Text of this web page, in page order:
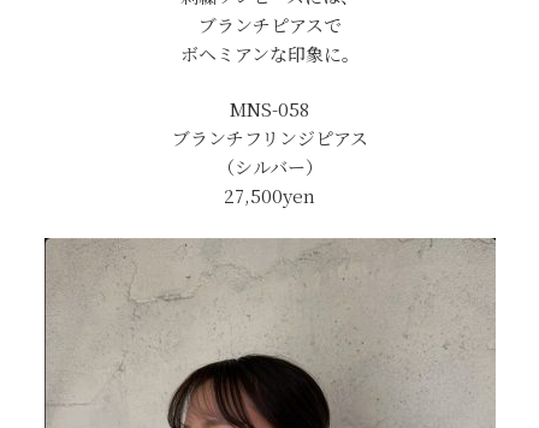
ブランチピアスで
ボヘミアンな印象に。
MNS-058
ブランチフリンジピアス
（シルバー）
27,500yen